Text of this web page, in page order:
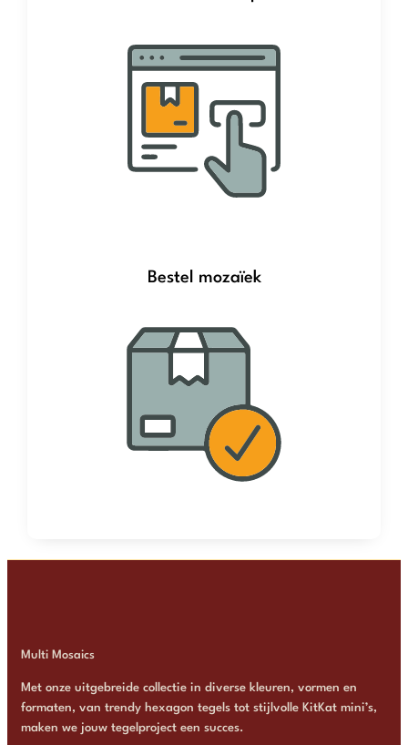
Bestel mozaïek
Multi Mosaics
Met onze uitgebreide collectie in diverse kleuren, vormen en
formaten, van trendy hexagon tegels tot stijlvolle KitKat mini’s,
maken we jouw tegelproject een succes.